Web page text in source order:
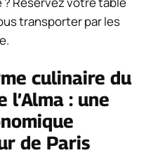
transporter par les
culinaire du
: une
de Paris